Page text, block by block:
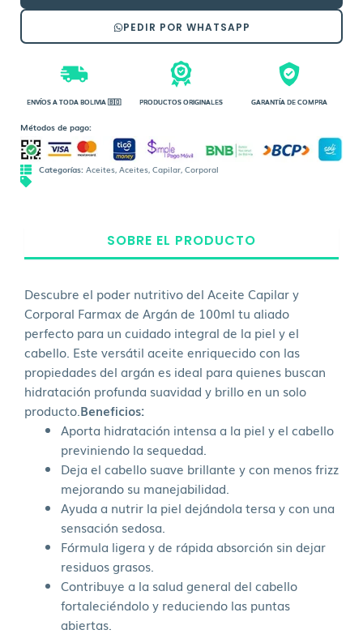
PEDIR POR WHATSAPP
ENVÍOS A TODA BOLIVIA 🇧🇴 PRODUCTOS ORIGINALES GARANTÍA DE COMPRA
Métodos de pago:
Categorías: Aceites, Aceites, Capilar, Corporal
SOBRE EL PRODUCTO
Descubre el poder nutritivo del Aceite Capilar y
Corporal Farmax de Argán de 100ml tu aliado
perfecto para un cuidado integral de la piel y el
cabello. Este versátil aceite enriquecido con las
propiedades del argán es ideal para quienes buscan
hidratación profunda suavidad y brillo en un solo
producto. Beneficios:
Aporta hidratación intensa a la piel y el cabello
previniendo la sequedad.
Deja el cabello suave brillante y con menos frizz
mejorando su manejabilidad.
Ayuda a nutrir la piel dejándola tersa y con una
sensación sedosa.
Fórmula ligera y de rápida absorción sin dejar
residuos grasos.
Contribuye a la salud general del cabello
fortaleciéndolo y reduciendo las puntas
abiertas.